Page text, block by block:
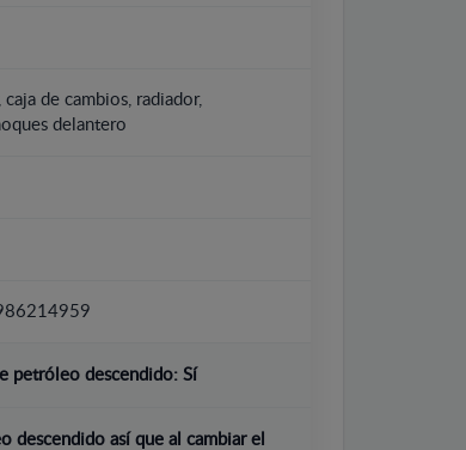
caja de cambios, radiador,
delantero
petróleo descendido: Sí
descendido así que al cambiar el